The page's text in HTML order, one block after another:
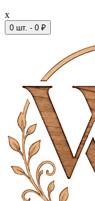
x
0 шт. - 0 ₽